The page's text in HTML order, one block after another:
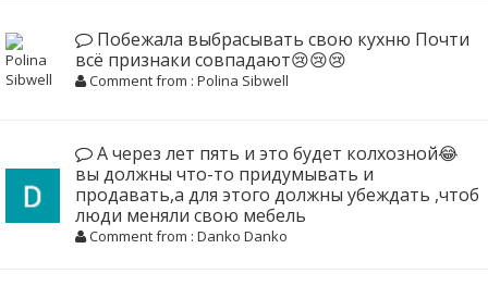
Побежала выбрасывать свою кухню Почти
всё признаки совпадают😢😢😢
Comment from : Polina Sibwell
А через лет пять и это будет колхозной😂
вы должны что-то придумывать и
продавать,а для этого должны убеждать ,чтоб
люди меняли свою мебель
Comment from : Danko Danko